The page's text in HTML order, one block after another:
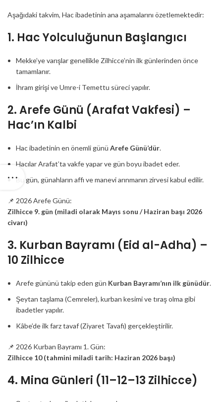
Aşağıdaki takvim, Hac ibadetinin ana aşamalarını özetlemektedir:
1. Hac Yolculuğunun Başlangıcı
Mekke’ye varışlar genellikle Zilhicce’nin ilk günlerinden önce
tamamlanır.
İhram girişi ve Umre-i Temettu süreci yapılır.
2. Arefe Günü (Arafat Vakfesi) –
Hac’ın Kalbi
Hac ibadetinin en önemli günü Arefe Günü’dür.
Hacılar Arafat’ta vakfe yapar ve gün boyu ibadet eder.
Bu gün, günahların affı ve manevi arınmanın zirvesi kabul edilir.
📌 2026 Arefe Günü:
Zilhicce 9. gün (miladi olarak Mayıs sonu / Haziran başı 2026
civarı)
3. Kurban Bayramı (Eid al-Adha) –
10 Zilhicce
Arefe gününü takip eden gün Kurban Bayramı’nın ilk günüdür.
Şeytan taşlama (Cemreler), kurban kesimi ve tıraş olma gibi
ibadetler yapılır.
Kâbe’de ilk farz tavaf (Ziyaret Tavafı) gerçekleştirilir.
📌 2026 Kurban Bayramı 1. Gün:
Zilhicce 10 (tahmini miladi tarih: Haziran 2026 başı)
4. Mina Günleri (11–12–13 Zilhicce)